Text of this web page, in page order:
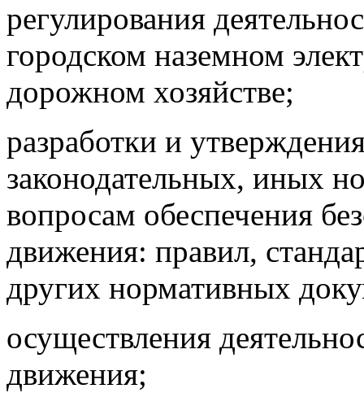
регулирования
городском наземном
дорожном хозяйстве;
разработки и
законодательных, иных
вопросам обеспечения
движения: правил,
других нормативных
осуществления
движения;